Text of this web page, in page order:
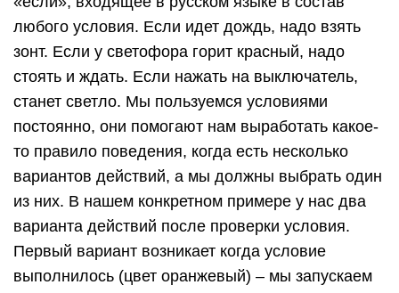
любого условия. Если идет дождь, надо взять
зонт. Если у светофора горит красный, надо
стоять и ждать. Если нажать на выключатель,
станет светло. Мы пользуемся условиями
постоянно, они помогают нам выработать какое-
то правило поведения, когда есть несколько
вариантов действий, а мы должны выбрать один
из них. В нашем конкретном примере у нас два
варианта действий после проверки условия.
Первый вариант возникает когда условие
выполнилось (цвет оранжевый) – мы запускаем